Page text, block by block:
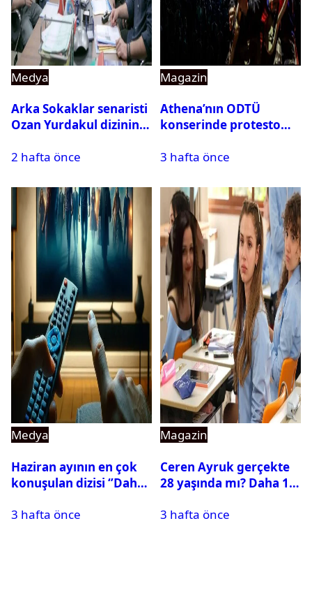
Medya
Arka Sokaklar senaristi
Ozan Yurdakul dizinin
2 hafta önce
Magazin
Athena’nın ODTÜ
konserinde protesto
3 hafta önce
Medya
Haziran ayının en çok
konuşulan dizisi ‘’Daha
3 hafta önce
Magazin
Ceren Ayruk gerçekte
28 yaşında mı? Daha 17
3 hafta önce